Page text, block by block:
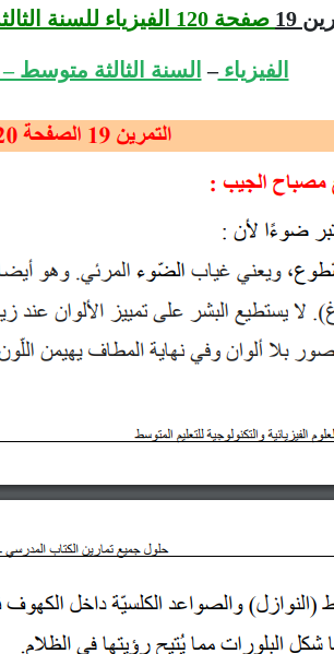
19 صفحة 120 الفيزياء للسنة
الفيزياء– السنة الثالثة متوسط –